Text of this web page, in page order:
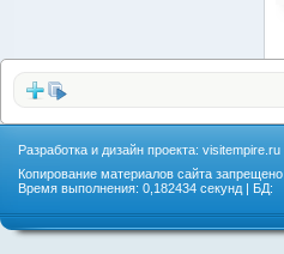
Разработка и дизайн проекта: visitempire.ru
Копирование материалов сайта запрещено
Время выполнения: 0,182434 секунд | БД: